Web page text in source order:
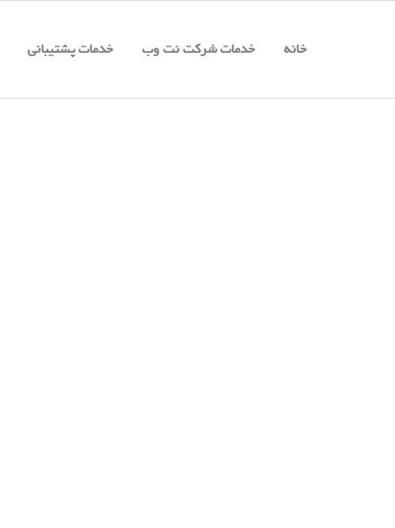
خانه خدمات شرکت نت وب خدمات پشتیبانی